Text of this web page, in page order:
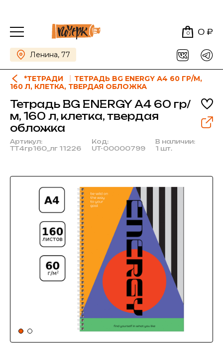
0 0 ₽
Ленина, 77
*ТЕТРАДИ
ТЕТРАДЬ BG ENERGY А4 60 ГР/М,
160 Л, КЛЕТКА, ТВЕРДАЯ ОБЛОЖКА
Тетрадь BG ENERGY А4 60 гр/
м, 160 л, клетка, твердая
обложка
Артикул:
ТТ4гр160_лг 11226
Код:
UT-00000799
В наличии:
1 шт.